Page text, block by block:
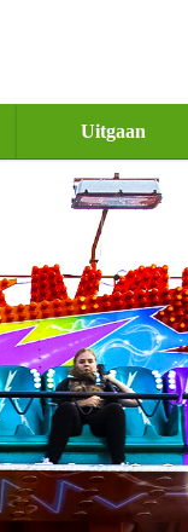
Uitgaan